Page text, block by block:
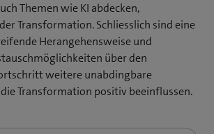
Themen wie KI abdecken,
Transformation. Schliesslich sind eine
Herangehensweise und
über den
weitere unabdingbare
Transformation positiv beeinflussen.